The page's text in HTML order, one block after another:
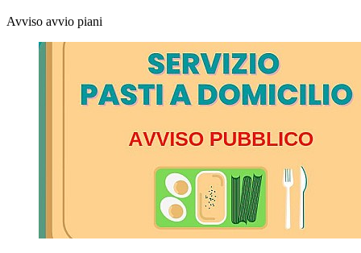
Avviso avvio piani